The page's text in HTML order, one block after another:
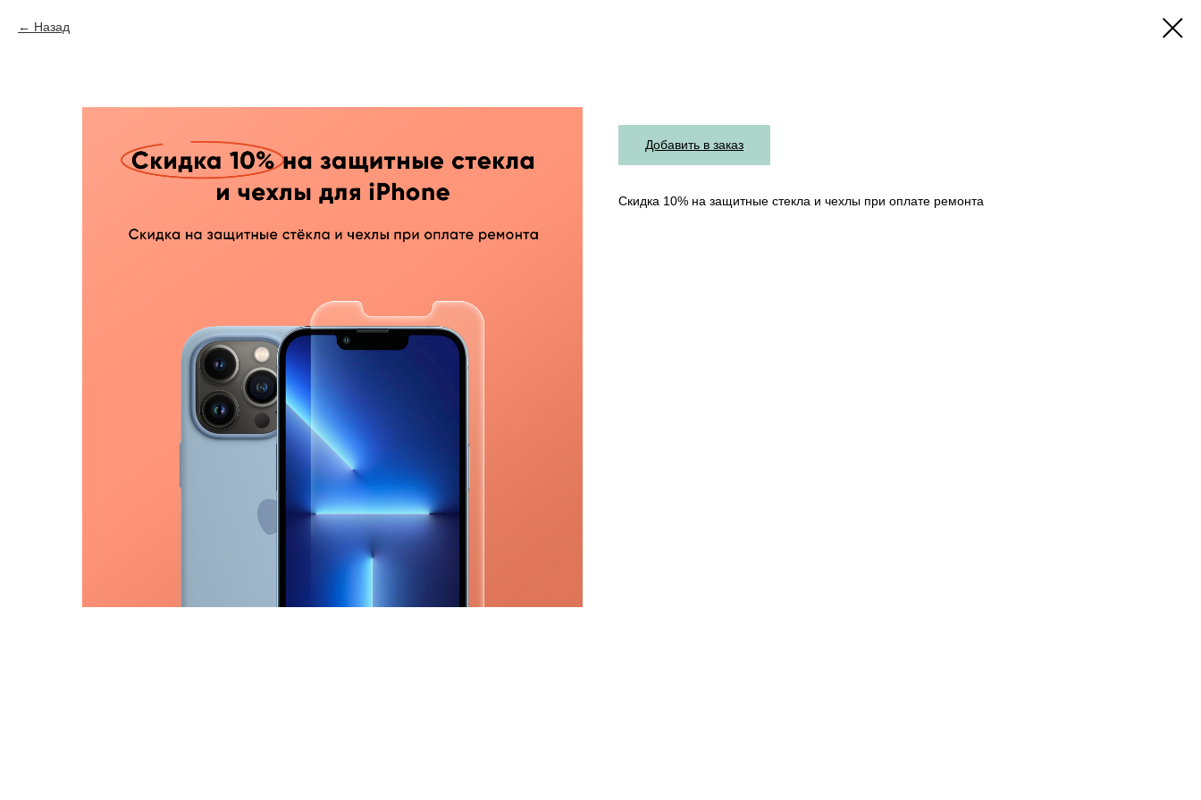
Назад
Добавить в заказ
Скидка 10% на защитные стекла и чехлы при оплате ремонта